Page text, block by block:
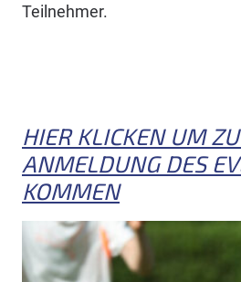
Teilnehmer.
HIER KLICKEN UM
ANMELDUNG DES
KOMMEN